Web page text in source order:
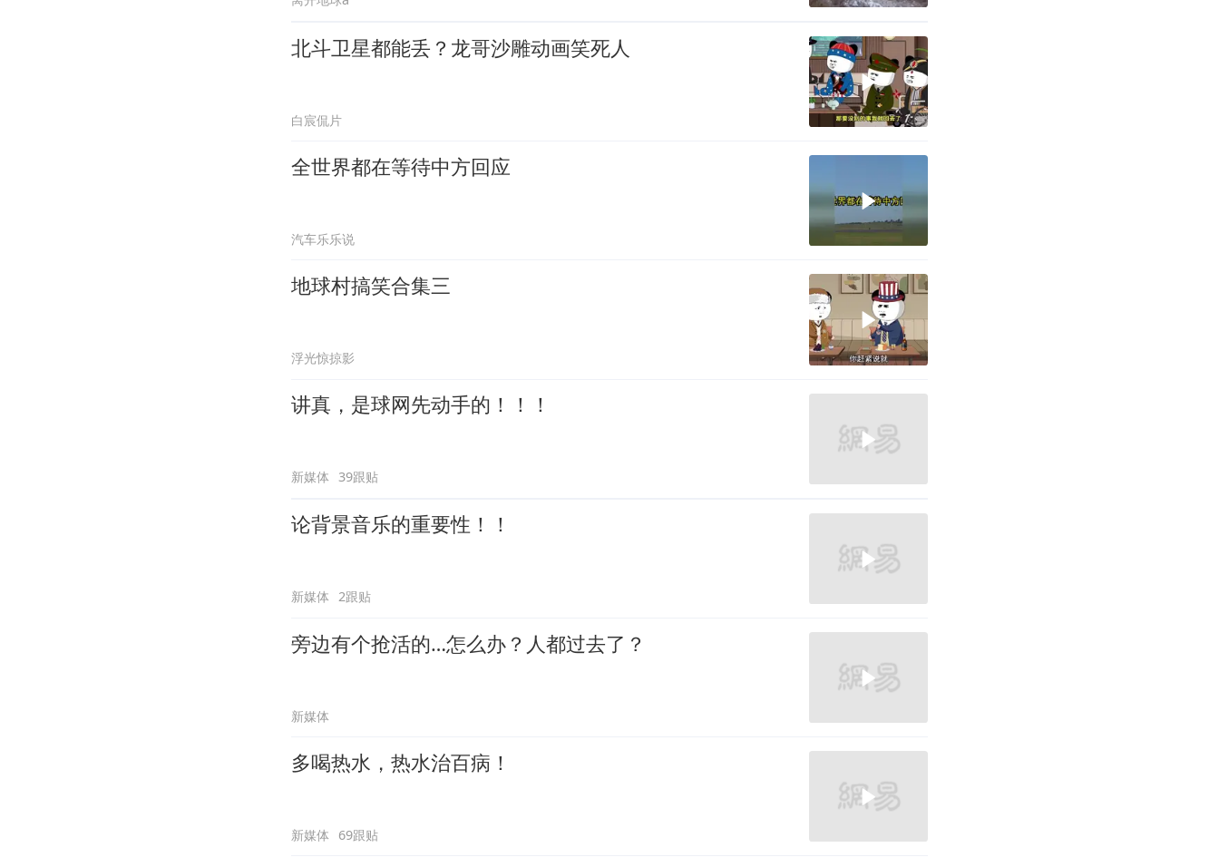
北斗卫星都能丢？龙哥沙雕动画笑死人
白宸侃片
全世界都在等待中方回应
汽车乐乐说
地球村搞笑合集三
浮光惊掠影
讲真，是球网先动手的！！！
新媒体 39跟贴
论背景音乐的重要性！！
新媒体 2跟贴
旁边有个抢活的…怎么办？人都过去了？
新媒体
多喝热水，热水治百病！
新媒体 69跟贴